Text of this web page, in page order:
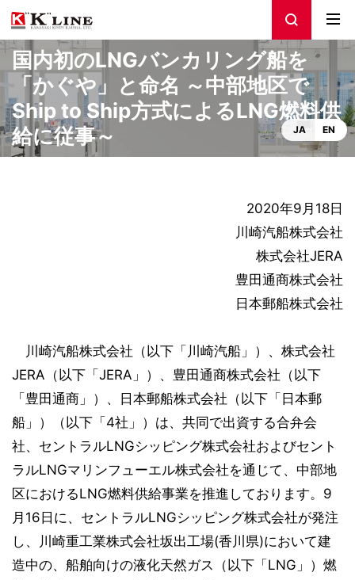
国内初のLNGバンカリング船を
「かぐや」と命名 ～中部地区で
Ship to Ship方式によるLNG燃料供
給に従事～
JA EN
2020年9月18日
川崎汽船株式会社
株式会社JERA
豊田通商株式会社
日本郵船株式会社
川崎汽船株式会社（以下「川崎汽船」）、株式会社
JERA（以下「JERA」）、豊田通商株式会社（以下
「豊田通商」）、日本郵船株式会社（以下「日本郵
船」）（以下「4社」）は、共同で出資する合弁会
社、セントラルLNGシッピング株式会社およびセント
ラルLNGマリンフューエル株式会社を通じて、中部地
区におけるLNG燃料供給事業を推進しております。9
月16日に、セントラルLNGシッピング株式会社が発注
し、川崎重工業株式会社坂出工場(香川県)において建
造中の、船舶向けの液化天然ガス（以下「LNG」）燃